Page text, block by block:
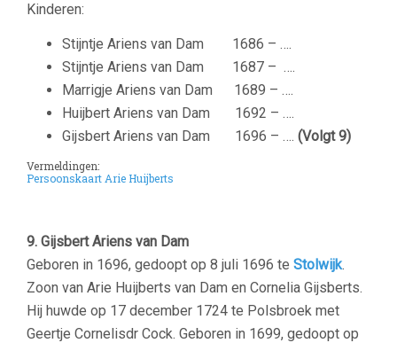
Kinderen:
Stijntje Ariens van Dam 1686 – ….
Stijntje Ariens van Dam 1687 – ….
Marrigje Ariens van Dam 1689 – ….
Huijbert Ariens van Dam 1692 – ….
Gijsbert Ariens van Dam 1696 – …. (Volgt 9)
Vermeldingen:
Persoonskaart Arie Huijberts
9. Gijsbert Ariens van Dam
Geboren in 1696, gedoopt op 8 juli 1696 te Stolwijk.
Zoon van Arie Huijberts van Dam en Cornelia Gijsberts.
Hij huwde op 17 december 1724 te Polsbroek met
Geertje Cornelisdr Cock. Geboren in 1699, gedoopt op